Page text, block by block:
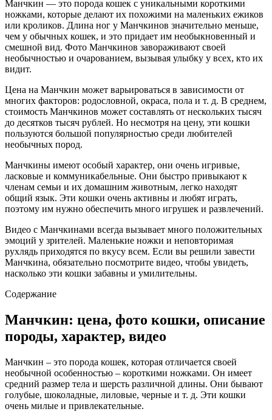
Манчкин — это порода кошек с уникальными короткими
ножками, которые делают их похожими на маленьких ежиков
или кроликов. Длина ног у Манчкинов значительно меньше,
чем у обычных кошек, и это придает им необыкновенный и
смешной вид. Фото Манчкинов завораживают своей
необычностью и очарованием, вызывая улыбку у всех, кто их
видит.
Цена на Манчкин может варьироваться в зависимости от
многих факторов: родословной, окраса, пола и т. д. В среднем,
стоимость Манчкинов может составлять от нескольких тысяч
до десятков тысяч рублей. Но несмотря на цену, эти кошки
пользуются большой популярностью среди любителей
необычных пород.
Манчкины имеют особый характер, они очень игривые,
ласковые и коммуникабельные. Они быстро привыкают к
членам семьи и их домашним животным, легко находят
общий язык. Эти кошки очень активны и любят играть,
поэтому им нужно обеспечить много игрушек и развлечений.
Видео с Манчкинами всегда вызывает много положительных
эмоций у зрителей. Маленькие ножки и неповторимая
рухлядь приходятся по вкусу всем. Если вы решили завести
Манчкина, обязательно посмотрите видео, чтобы увидеть,
насколько эти кошки забавны и умилительны.
Содержание
Манчкин: цена, фото кошки, описание
породы, характер, видео
Манчкин – это порода кошек, которая отличается своей
необычной особенностью – короткими ножками. Он имеет
средний размер тела и шерсть различной длины. Они бывают
голубые, шоколадные, лиловые, черные и т. д. Эти кошки
очень милые и привлекательные.